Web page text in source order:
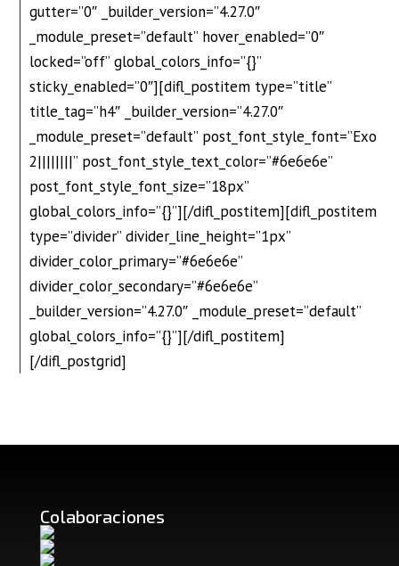
gutter=”0″ _builder_version=”4.27.0″
_module_preset=”default” hover_enabled=”0″
locked=”off” global_colors_info=”{}”
sticky_enabled=”0″][difl_postitem type=”title”
title_tag=”h4″ _builder_version=”4.27.0″
_module_preset=”default” post_font_style_font=”Exo
2||||||||” post_font_style_text_color=”#6e6e6e”
post_font_style_font_size=”18px”
global_colors_info=”{}”][/difl_postitem][difl_postitem
type=”divider” divider_line_height=”1px”
divider_color_primary=”#6e6e6e”
divider_color_secondary=”#6e6e6e”
_builder_version=”4.27.0″ _module_preset=”default”
global_colors_info=”{}”][/difl_postitem]
[/difl_postgrid]
Colaboraciones